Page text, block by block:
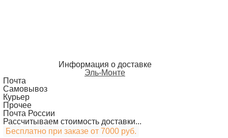
Информация о доставке
Эль-Монте
Почта
Самовывоз
Курьер
Прочее
Почта России
Рассчитываем стоимость доставки...
Бесплатно при заказе от 7000 руб.